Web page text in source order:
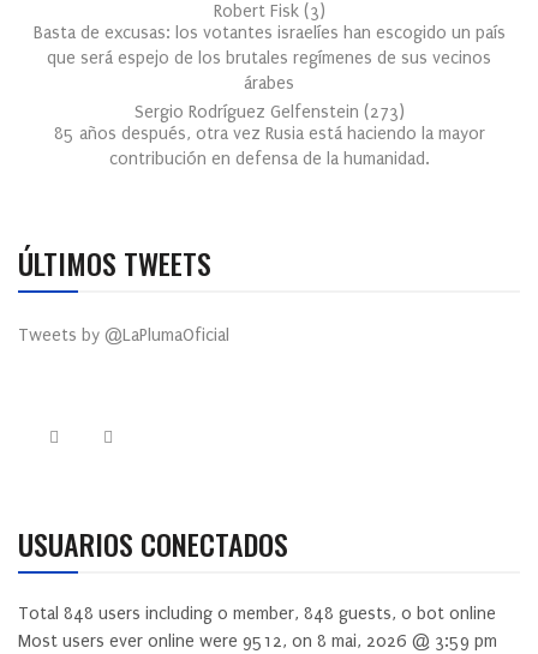
Robert Fisk (3)
Basta de excusas: los votantes israelíes han escogido un país
que será espejo de los brutales regímenes de sus vecinos
árabes
Sergio Rodríguez Gelfenstein (273)
85 años después, otra vez Rusia está haciendo la mayor
contribución en defensa de la humanidad.
ÚLTIMOS TWEETS
Tweets by @LaPlumaOficial
USUARIOS CONECTADOS
Total 848 users including 0 member, 848 guests, 0 bot online
Most users ever online were 9512, on 8 mai, 2026 @ 3:59 pm